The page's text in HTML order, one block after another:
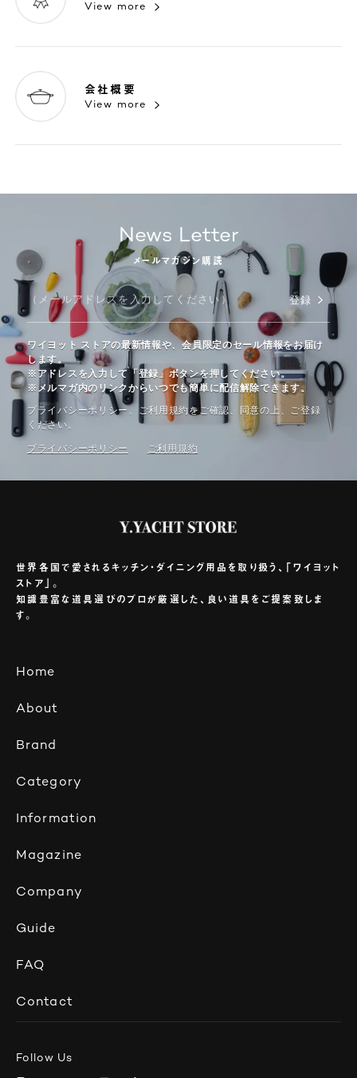
View more
会社概要
View more
News Letter
メールマガジン購読
登録
ワイヨット ストアの最新情報や、会員限定のセール情報をお届け
します。
※アドレスを入力して「登録」ボタンを押してください。
※メルマガ内のリンクからいつでも簡単に配信解除できます。
プライバシーポリシー、ご利⽤規約をご確認、同意の上、ご登録
ください。
プライバシーポリシー ご利⽤規約
世界各国で愛されるキッチン・ダイニング用品を取り扱う、「ワイヨット
ストア」。
知識豊富な道具選びのプロが厳選した、良い道具をご提案致しま
す。
Home
Brand
Information
Company
FAQ
About
Category
Magazine
Guide
Contact
Follow Us